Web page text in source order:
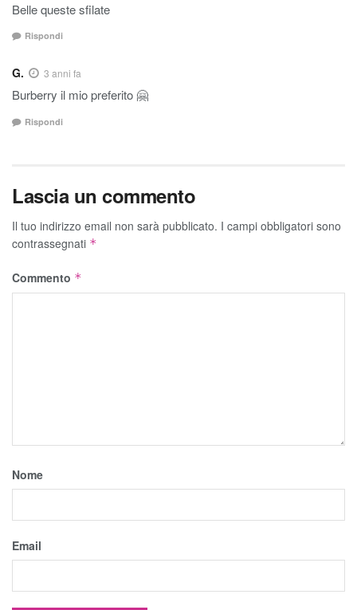
Belle queste sfilate
Rispondi
G. 3 anni fa
Burberry il mio preferito 🤗
Rispondi
Lascia un commento
Il tuo indirizzo email non sarà pubblicato. I campi obbligatori sono
contrassegnati *
Commento *
Nome
Email